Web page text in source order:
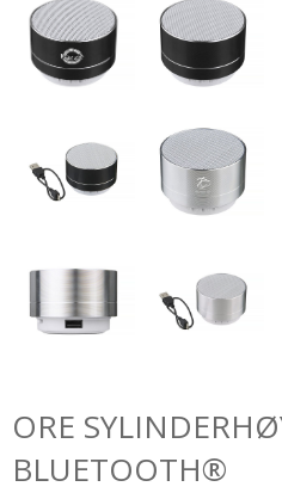
ORE
BLUETOOTH®